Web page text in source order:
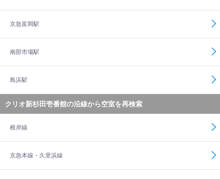
京急富岡駅
南部市場駅
鳥浜駅
クリオ新杉田壱番館の沿線から空室を再検索
根岸線
京急本線・久里浜線